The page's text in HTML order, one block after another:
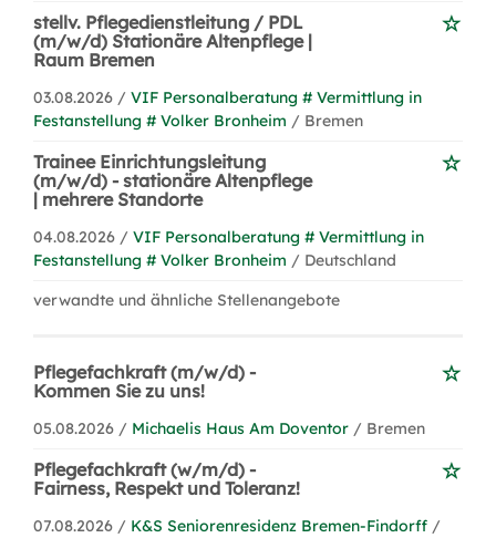
stellv. Pflegedienstleitung / PDL
(m/w/d) Stationäre Altenpflege |
Raum Bremen
03.08.2026 / VIF Personalberatung # Vermittlung in
Festanstellung # Volker Bronheim / Bremen
Trainee Einrichtungsleitung
(m/w/d) - stationäre Altenpflege
| mehrere Standorte
04.08.2026 / VIF Personalberatung # Vermittlung in
Festanstellung # Volker Bronheim / Deutschland
verwandte und ähnliche Stellenangebote
Pflegefachkraft (m/w/d) -
Kommen Sie zu uns!
05.08.2026 / Michaelis Haus Am Doventor / Bremen
Pflegefachkraft (w/m/d) -
Fairness, Respekt und Toleranz!
07.08.2026 / K&S Seniorenresidenz Bremen-Findorff /